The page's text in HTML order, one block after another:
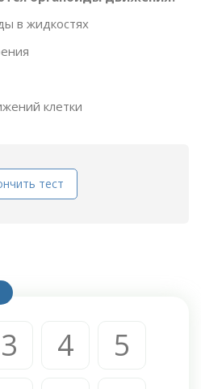
в жидкостях
клетки
тест
3 4
5